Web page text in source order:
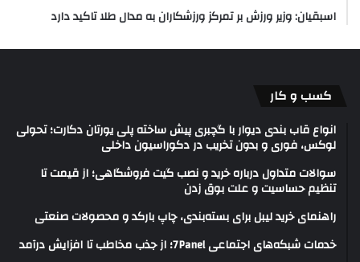
اسبقیان: وزیر ورزش بر تمرکز ورزشکاران به مدال طلا تاکید دارد
کسب و کار
انواع قاب بندی دیوار با گچبری پیش ساخته پلی یورتان دکارت؛ تحولی
لوکس، فوری و بدون تخریب در دکوراسیون داخلی
سوالات متداول درباره خرید و نصب گیت فروشگاهی؛ از قیمت تا
تنظیم حساسیت و علت بوق زدن
راهنمای خرید لیبل برای بسته‌بندی، چاپ بارکد و محصولات صنعتی
خدمات شبکه‌های اجتماعی 7Panel؛ از جذب مخاطب تا افزایش درآمد